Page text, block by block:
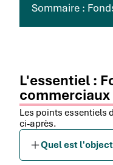
Sommaire :
L'essentiel :
commerciaux
Les points essentiels
ci-après.
Quel est